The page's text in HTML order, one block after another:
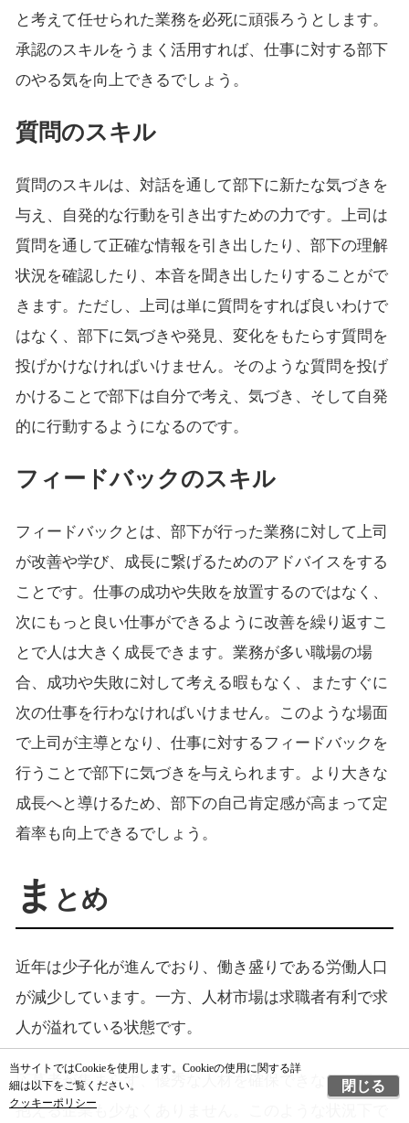
と考えて任せられた業務を必死に頑張ろうとします。
承認のスキルをうまく活用すれば、仕事に対する部下
のやる気を向上できるでしょう。
質問のスキル
質問のスキルは、対話を通して部下に新たな気づきを
与え、自発的な行動を引き出すための力です。上司は
質問を通して正確な情報を引き出したり、部下の理解
状況を確認したり、本音を聞き出したりすることがで
きます。ただし、上司は単に質問をすれば良いわけで
はなく、部下に気づきや発見、変化をもたらす質問を
投げかけなければいけません。そのような質問を投げ
かけることで部下は自分で考え、気づき、そして自発
的に行動するようになるのです。
フィードバックのスキル
フィードバックとは、部下が行った業務に対して上司
が改善や学び、成長に繋げるためのアドバイスをする
ことです。仕事の成功や失敗を放置するのではなく、
次にもっと良い仕事ができるように改善を繰り返すこ
とで人は大きく成長できます。業務が多い職場の場
合、成功や失敗に対して考える暇もなく、またすぐに
次の仕事を行わなければいけません。このような場面
で上司が主導となり、仕事に対するフィードバックを
行うことで部下に気づきを与えられます。より大きな
成長へと導けるため、部下の自己肯定感が高まって定
着率も向上できるでしょう。
ま とめ
近年は少子化が進んでおり、働き盛りである労働人口
が減少しています。一方、人材市場は求職者有利で求
人が溢れている状態です。
応募者が集まらず、優秀な人材を確保できなくて頭を
抱える企業も少なくありません。このような状況下で
当サイトではCookieを使用します。Cookieの使用に関する詳
細は以下をご覧ください。
クッキーポリシー
閉じる